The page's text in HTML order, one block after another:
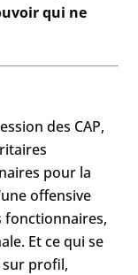
qui ne
des CAP,
pour la
offensive
fonctionnaires,
Et ce qui se
profil,